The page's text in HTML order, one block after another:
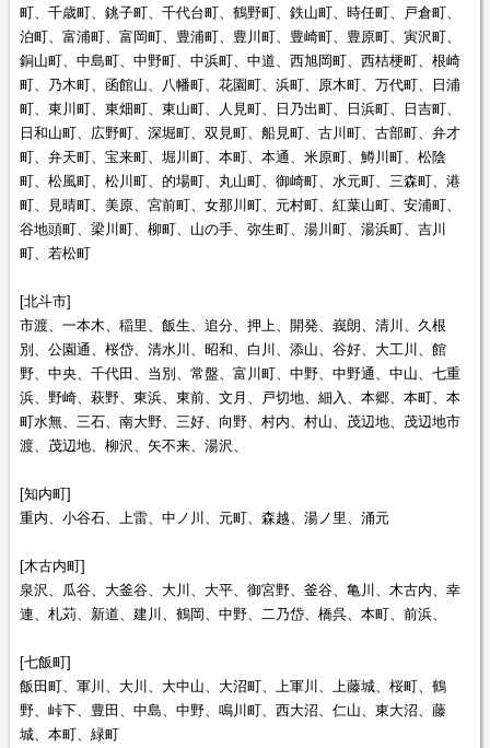
町、千歳町、銚子町、千代台町、鶴野町、鉄山町、時任町、戸倉町、
泊町、富浦町、富岡町、豊浦町、豊川町、豊崎町、豊原町、寅沢町、
銅山町、中島町、中野町、中浜町、中道、西旭岡町、西桔梗町、根崎
町、乃木町、函館山、八幡町、花園町、浜町、原木町、万代町、日浦
町、東川町、東畑町、東山町、人見町、日乃出町、日浜町、日吉町、
日和山町、広野町、深堀町、双見町、船見町、古川町、古部町、弁才
町、弁天町、宝来町、堀川町、本町、本通、米原町、鱒川町、松陰
町、松風町、松川町、的場町、丸山町、御崎町、水元町、三森町、港
町、見晴町、美原、宮前町、女那川町、元村町、紅葉山町、安浦町、
谷地頭町、梁川町、柳町、山の手、弥生町、湯川町、湯浜町、吉川
町、若松町
[北斗市]
市渡、一本木、稲里、飯生、追分、押上、開発、峩朗、清川、久根
別、公園通、桜岱、清水川、昭和、白川、添山、谷好、大工川、館
野、中央、千代田、当別、常盤、富川町、中野、中野通、中山、七重
浜、野崎、萩野、東浜、東前、文月、戸切地、細入、本郷、本町、本
町水無、三石、南大野、三好、向野、村内、村山、茂辺地、茂辺地市
渡、茂辺地、柳沢、矢不来、湯沢、
[知内町]
重内、小谷石、上雷、中ノ川、元町、森越、湯ノ里、涌元
[木古内町]
泉沢、瓜谷、大釜谷、大川、大平、御宮野、釜谷、亀川、木古内、幸
連、札苅、新道、建川、鶴岡、中野、二乃岱、橋呉、本町、前浜、
[七飯町]
飯田町、軍川、大川、大中山、大沼町、上軍川、上藤城、桜町、鶴
野、峠下、豊田、中島、中野、鳴川町、西大沼、仁山、東大沼、藤
城、本町、緑町